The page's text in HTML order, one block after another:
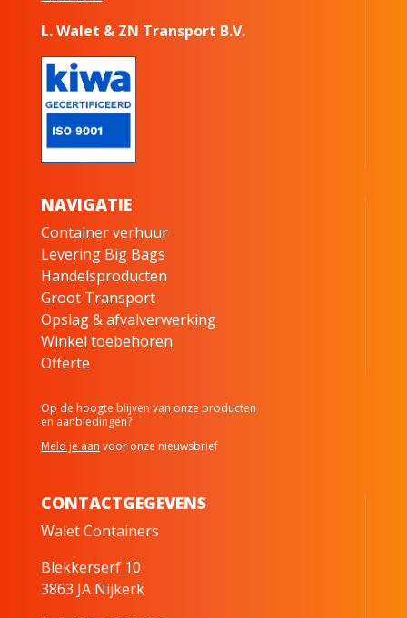
L. Walet & ZN Transport B.V.
NAVIGATIE
Container verhuur
Levering Big Bags
Handelsproducten
Groot Transport
Opslag & afvalverwerking
Winkel toebehoren
Offerte
Op de hoogte blijven van onze producten
en aanbiedingen?
Meld je aan voor onze nieuwsbrief
CONTACTGEGEVENS
Walet Containers
Blekkerserf 10
3863 JA Nijkerk